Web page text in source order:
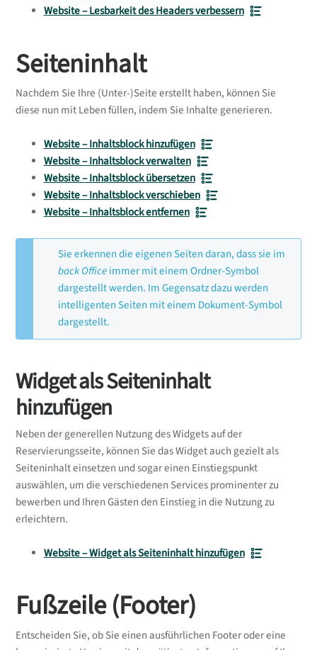
Website – Lesbarkeit des Headers verbessern
Seiteninhalt
Nachdem Sie Ihre (Unter-)Seite erstellt haben, können Sie
diese nun mit Leben füllen, indem Sie Inhalte generieren.
Website – Inhaltsblock hinzufügen
Website – Inhaltsblock verwalten
Website – Inhaltsblock übersetzen
Website – Inhaltsblock verschieben
Website – Inhaltsblock entfernen
Sie erkennen die eigenen Seiten daran, dass sie im
back Officeimmer mit einem Ordner-Symbol
dargestellt werden. Im Gegensatz dazu werden
intelligenten Seiten mit einem Dokument-Symbol
dargestellt.
Widget als Seiteninhalt
hinzufügen
Neben der generellen Nutzung des Widgets auf der
Reservierungsseite, können Sie das Widget auch gezielt als
Seiteninhalt einsetzen und sogar einen Einstiegspunkt
auswählen, um die verschiedenen Services prominenter zu
bewerben und Ihren Gästen den Einstieg in die Nutzung zu
erleichtern.
Website – Widget als Seiteninhalt hinzufügen
Fußzeile (Footer)
Entscheiden Sie, ob Sie einen ausführlichen Footer oder eine